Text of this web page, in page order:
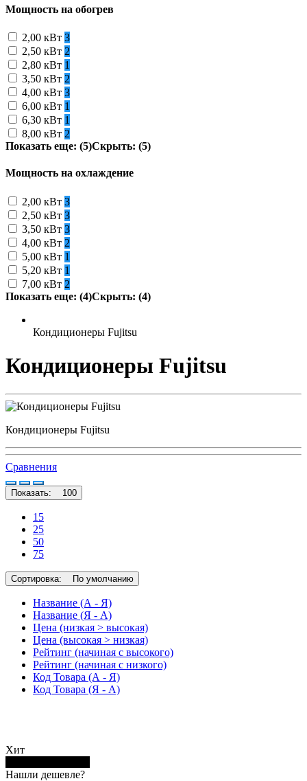
Мощность на обогрев
2,00 кВт 3
2,50 кВт 2
2,80 кВт 1
3,50 кВт 2
4,00 кВт 3
6,00 кВт 1
6,30 кВт 1
8,00 кВт 2
Показать еще: (5)Скрыть: (5)
Мощность на охлаждение
2,00 кВт 3
2,50 кВт 3
3,50 кВт 3
4,00 кВт 2
5,00 кВт 1
5,20 кВт 1
7,00 кВт 2
Показать еще: (4)Скрыть: (4)
Кондиционеры Fujitsu
Кондиционеры Fujitsu
Кондиционеры Fujitsu
Сравнения
Показать: 100
15
25
50
75
Сортировка: По умолчанию
Название (А - Я)
Название (Я - А)
Цена (низкая > высокая)
Цена (высокая > низкая)
Рейтинг (начиная с высокого)
Рейтинг (начиная с низкого)
Код Товара (А - Я)
Код Товара (Я - А)
Хит
Нашли дешевле?